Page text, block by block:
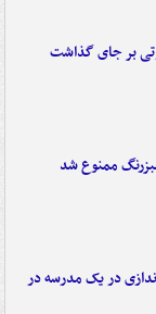
ممنوع شد
در یک مدرسه در